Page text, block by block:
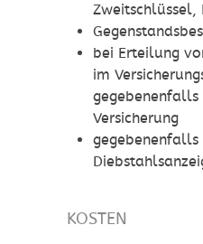
Zweitschlüssel,
bei Erteilung
im
gegebenenfalls
Versicherung
KOSTEN